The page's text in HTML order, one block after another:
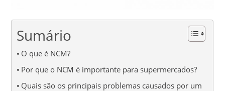
Sumário
O que é NCM?
Por que o NCM é importante para supermercados?
Quais são os principais problemas causados por um